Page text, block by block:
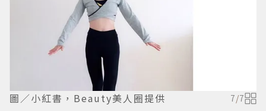
圖／小紅書，Beauty美人圈提供 7/7